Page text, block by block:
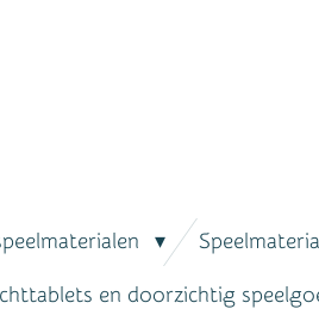
en doorzichtig